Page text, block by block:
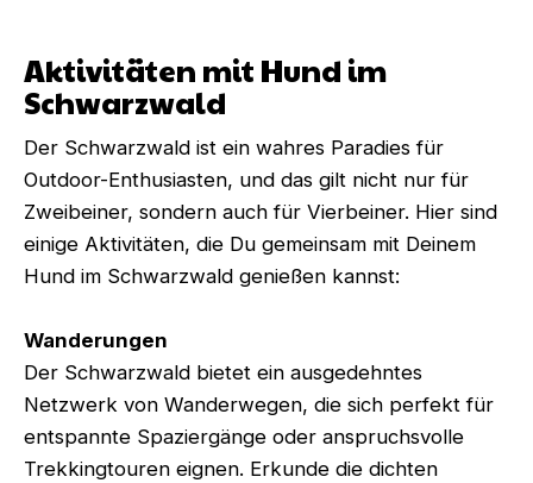
Aktivitäten mit Hund im
Schwarzwald
Der Schwarzwald ist ein wahres Paradies für
Outdoor-Enthusiasten, und das gilt nicht nur für
Zweibeiner, sondern auch für Vierbeiner. Hier sind
einige Aktivitäten, die Du gemeinsam mit Deinem
Hund im Schwarzwald genießen kannst:
Wanderungen
Der Schwarzwald bietet ein ausgedehntes
Netzwerk von Wanderwegen, die sich perfekt für
entspannte Spaziergänge oder anspruchsvolle
Trekkingtouren eignen. Erkunde die dichten